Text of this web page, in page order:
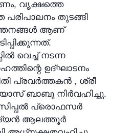
വൃക്ഷത്തെ
തുടങ്ങി
ആണ്
വെച്ച് നടന്ന
ഉദ്ഘാടനം
പ്രവർത്തകൻ , ശ്രീ
ബാബു നിർവഹിച്ചു.
പ്രൊഫസർ
ആലത്തൂർ